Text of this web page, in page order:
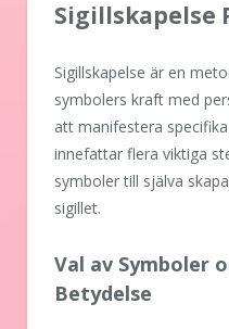
Sigillskapelse
Sigillskapelse är en
symbolers kraft med
att manifestera
innefattar flera viktiga
symboler till själva
sigillet.
Val av Symboler
Betydelse